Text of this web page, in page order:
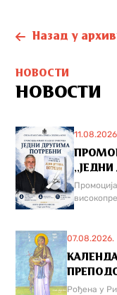
Назад у
НОВОСТИ
НОВОСТИ
,,ЈЕДНИ
07.08.2026.
Рођена у